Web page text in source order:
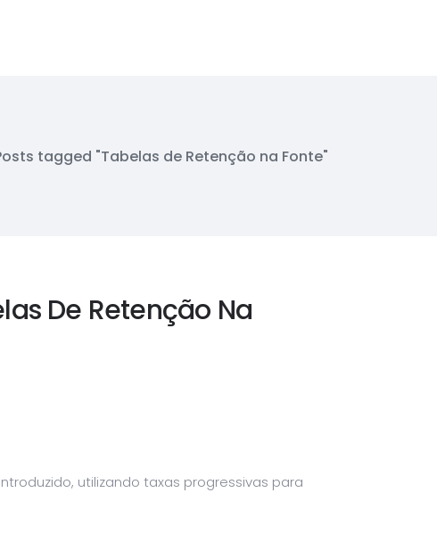
tagged "Tabelas de Retenção na Fonte"
De Retenção Na
utilizando taxas progressivas para